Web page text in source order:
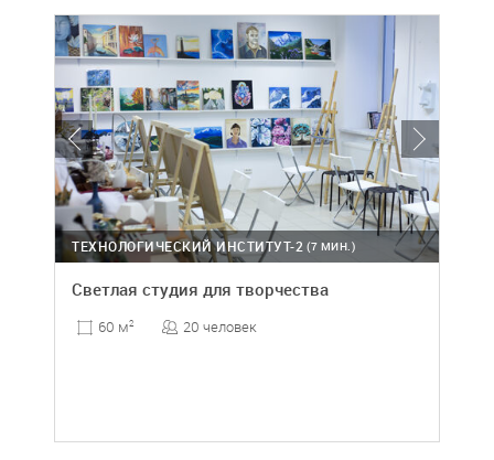
(7 МИН.)
ТЕХНОЛОГИЧЕСКИЙ ИНСТИТУТ-2
Светлая студия для творчества
60 м2 20 человек